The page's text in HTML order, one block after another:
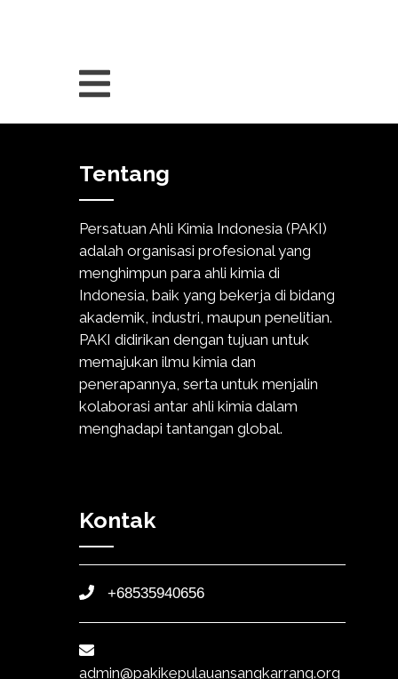
Tentang
Persatuan Ahli Kimia Indonesia (PAKI)
adalah organisasi profesional yang
menghimpun para ahli kimia di
Indonesia, baik yang bekerja di bidang
akademik, industri, maupun penelitian.
PAKI didirikan dengan tujuan untuk
memajukan ilmu kimia dan
penerapannya, serta untuk menjalin
kolaborasi antar ahli kimia dalam
menghadapi tantangan global.
Kontak
+68535940656
admin@pakikepulauansangkarrang.org